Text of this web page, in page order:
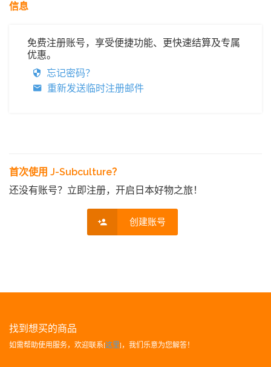
信息
免费注册账号，享受便捷功能、更快速结算及专属
优惠。
忘记密码？
重新发送临时注册邮件
首次使用 J-Subculture？
还没有账号？立即注册，开启日本好物之旅！
创建账号
找到想买的商品
如需帮助使用服务，欢迎联系[这里]，我们乐意为您解答！